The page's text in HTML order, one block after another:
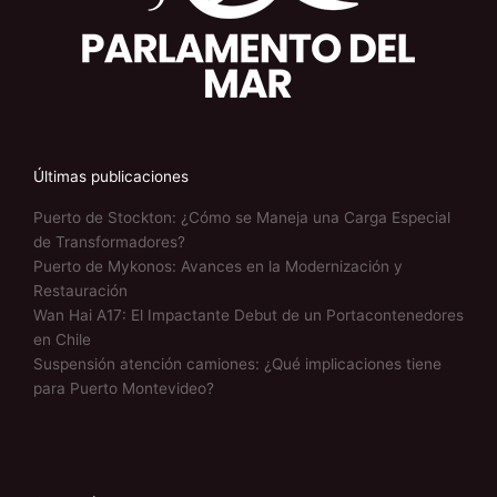
Últimas publicaciones
Puerto de Stockton: ¿Cómo se Maneja una Carga Especial
de Transformadores?
Puerto de Mykonos: Avances en la Modernización y
Restauración
Wan Hai A17: El Impactante Debut de un Portacontenedores
en Chile
Suspensión atención camiones: ¿Qué implicaciones tiene
para Puerto Montevideo?